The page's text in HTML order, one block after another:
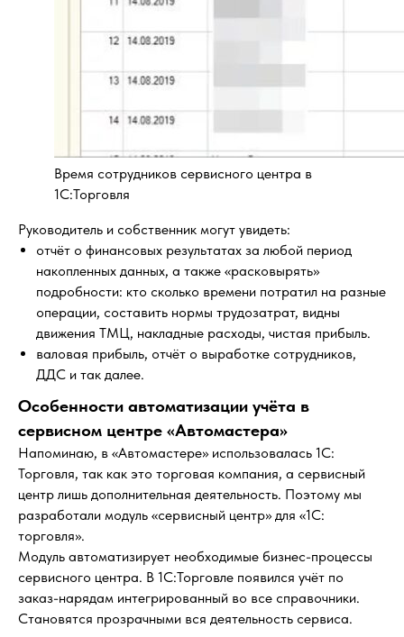
Время сотрудников сервисного центра в
1С:Торговля
Руководитель и собственник могут увидеть:
отчёт о финансовых результатах за любой период
накопленных данных, а также «расковырять»
подробности: кто сколько времени потратил на разные
операции, составить нормы трудозатрат, видны
движения ТМЦ, накладные расходы, чистая прибыль.
валовая прибыль, отчёт о выработке сотрудников,
ДДС и так далее.
Особенности автоматизации учёта в
сервисном центре «Автомастера»
Напоминаю, в «Автомастере» использовалась 1С:
Торговля, так как это торговая компания, а сервисный
центр лишь дополнительная деятельность. Поэтому мы
разработали модуль «сервисный центр» для «1С:
торговля».
Модуль автоматизирует необходимые бизнес-процессы
сервисного центра. В 1С:Торговле появился учёт по
заказ-нарядам интегрированный во все справочники.
Становятся прозрачными вся деятельность сервиса.